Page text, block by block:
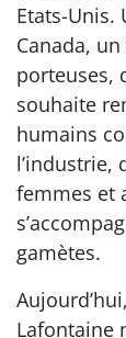
Etats-Unis.
Canada,
porteuses,
souhaite
humains
l’industrie,
femmes et
gamètes.
Lafontaine